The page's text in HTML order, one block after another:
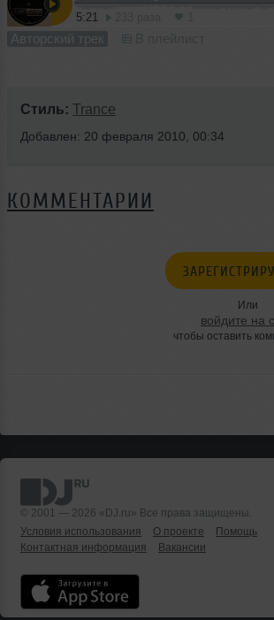
5:21
Авторский трек
Стиль: Trance
Добавлен: 20 февраля 2010, 00:34
КОММЕНТАРИИ
Или
войдите на
чтобы оставить
© 2001 — 2026 «DJ.ru» Все права защищены.
Условия использования
О проекте Помощь
Контактная информация
Вакансии